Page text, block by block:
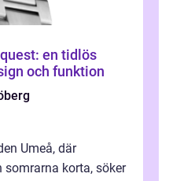
en tidlös
och funktion
Umeå, där
korta, söker